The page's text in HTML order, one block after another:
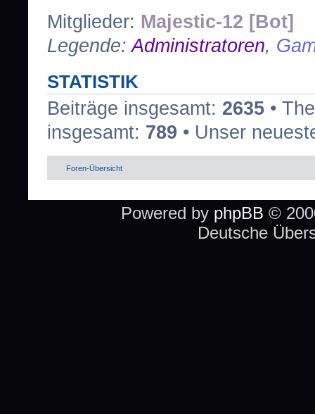
Mitglieder: Majestic-12 [Bot]
Legende:Administratoren,
STATISTIK
Beiträge insgesamt: 2635 •
insgesamt: 789 • Unser
Foren-Übersicht
Powered by phpBB ©
Deutsche